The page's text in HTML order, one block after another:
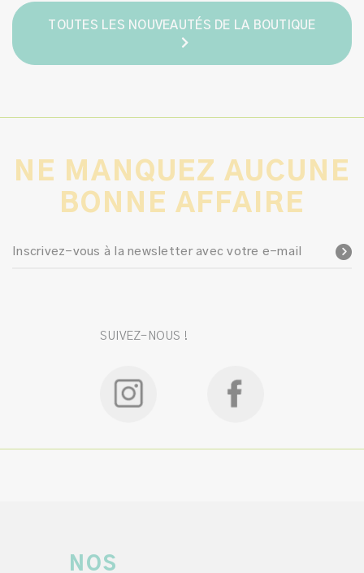
TOUTES LES NOUVEAUTÉS DE LA BOUTIQUE
NE MANQUEZ AUCUNE
BONNE AFFAIRE
Inscrivez-vous à la newsletter avec votre e-mail
SUIVEZ-NOUS !
NOS